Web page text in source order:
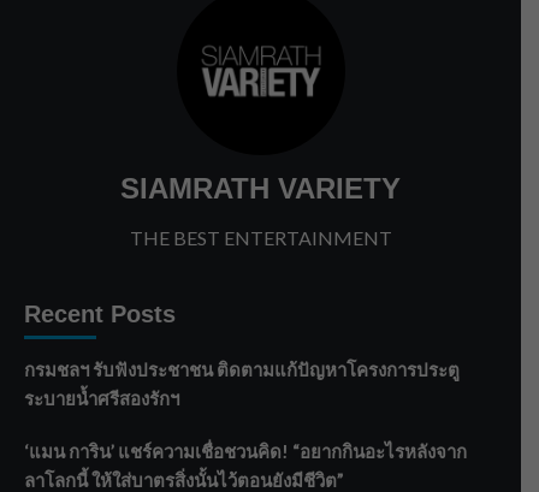
SIAMRATH VARIETY
THE BEST ENTERTAINMENT
Recent Posts
กรมชลฯ รับฟังประชาชน ติดตามแก้ปัญหาโครงการประตู
ระบายน้ำศรีสองรักฯ
‘แมน การิน’ แชร์ความเชื่อชวนคิด! “อยากกินอะไรหลังจาก
ลาโลกนี้ ให้ใส่บาตรสิ่งนั้นไว้ตอนยังมีชีวิต”